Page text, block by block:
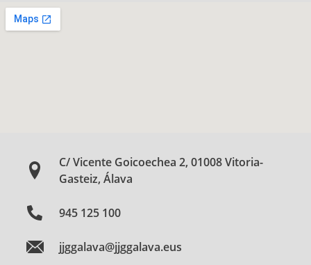
C/ Vicente Goicoechea 2, 01008 Vitoria-
Gasteiz, Álava
945 125 100
jjggalava@jjggalava.eus